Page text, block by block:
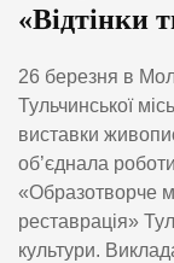
«Відтінки
26 березня в
Тульчинської
виставки
об’єднала
«Образотворче
реставрація»
культури.